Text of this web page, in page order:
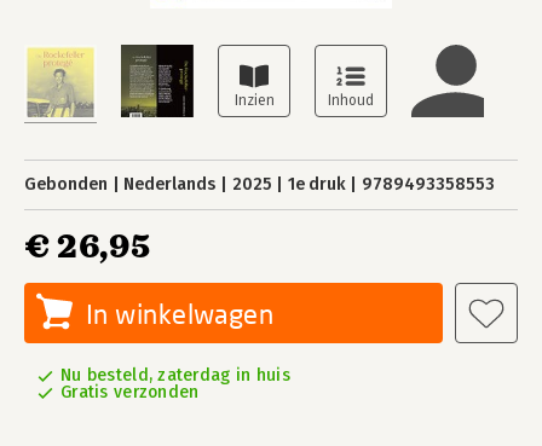
Gebonden Nederlands 2025 1e druk 9789493358553
€ 26,95
In winkelwagen
Nu besteld, zaterdag in huis
Gratis verzonden